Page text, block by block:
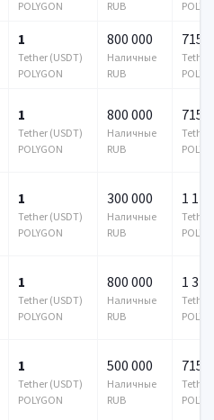
POLYGON
RUB
1
Tether (USDT)
POLYGON
800 000
Наличные
RUB
715
Tether
1
Tether (USDT)
POLYGON
800 000
Наличные
RUB
715
Tether
1
Tether (USDT)
POLYGON
300 000
Наличные
RUB
1
Tether
1
Tether (USDT)
POLYGON
800 000
Наличные
RUB
1
Tether
1
Tether (USDT)
POLYGON
500 000
Наличные
RUB
715
Tether